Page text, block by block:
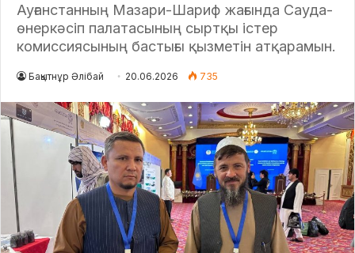
Ауғанстанның Мазари-Шариф жағында Сауда-
өнеркәсіп палатасының сыртқы істер
комиссиясының бастығы қызметін атқарамын.
Бақытнұр Әлібай 20.06.2026 735